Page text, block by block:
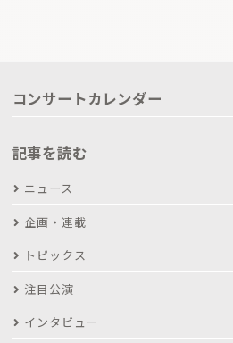
コンサートカレンダー
記事を読む
ニュース
企画・連載
トピックス
注目公演
インタビュー